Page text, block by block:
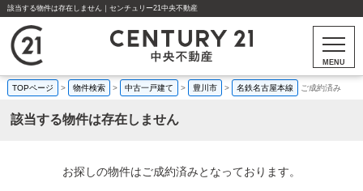
該当する物件は存在しません｜センチュリー21中央不動産
MENU
TOPページ > 物件検索 > 中古一戸建て > 豊川市 > 名鉄名古屋本線 ご成約済み
該当する物件は存在しません
お探しの物件はご成約済みとなっております。